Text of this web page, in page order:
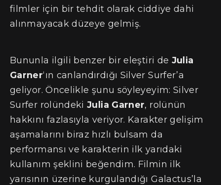
filmler için bir tehdit olarak ciddiye dahi
alınmayacak düzeye gelmiş.
Bununla ilgili benzer bir eleştiri de Julia
Garner‘ın canlandırdığı Silver Surfer’a
geliyor. Öncelikle şunu söyleyeyim: Silver
Surfer rolündekiJulia Garner, rolünün
hakkını fazlasıyla veriyor. Karakter gelişim
aşamalarını biraz hızlı bulsam da
performansı ve karakterin ilk yarıdaki
kullanım şeklini beğendim. Filmin ilk
yarısının üzerine kurgulandığı Galactus’la